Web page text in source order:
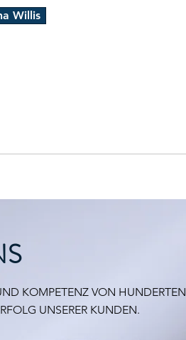
Willis
KOMPETENZ VON HUNDERTEN
UNSERER KUNDEN.